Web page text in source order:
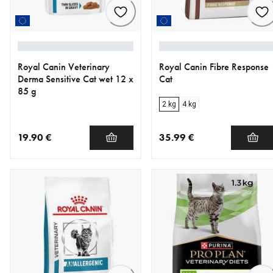
Royal Canin Veterinary
Derma Sensitive Cat wet 12 x
85 g
19.90 €
Royal Canin Fibre Response
Cat
2 kg 4 kg
35.99 €